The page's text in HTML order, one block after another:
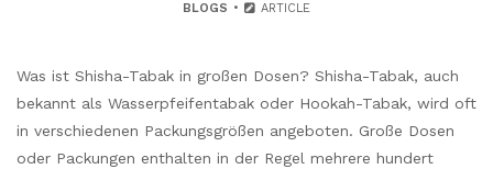
BLOGS ARTICLE
Was ist Shisha-Tabak in großen Dosen? Shisha-Tabak, auch
bekannt als Wasserpfeifentabak oder Hookah-Tabak, wird oft
in verschiedenen Packungsgrößen angeboten. Große Dosen
oder Packungen enthalten in der Regel mehrere hundert